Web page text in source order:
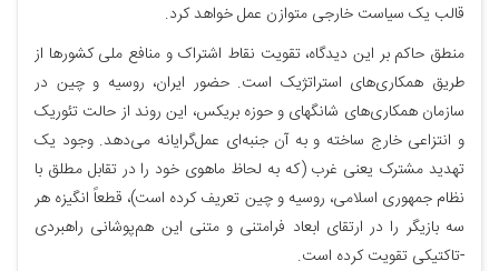
قالب یک سیاست خارجی متوازن عمل خواهد کرد.
منطق حاکم بر این دیدگاه، تقویت نقاط اشتراک و منافع ملی کشورها از
طریق همکاری‌های استراتژیک است. حضور ایران، روسیه و چین در
سازمان همکاری‌های شانگهای و حوزه بریکس، این روند از حالت تئوریک
و انتزاعی خارج ساخته و به آن جنبه‌ای عمل‌گرایانه می‌دهد. وجود یک
تهدید مشترک یعنی غرب (که به لحاظ ماهوی خود را در تقابل مطلق با
نظام جمهوری اسلامی، روسیه و چین تعریف کرده است)، قطعاً انگیزه هر
سه بازیگر را در ارتقای ابعاد فرامتنی و متنی این هم‌پوشانی راهبردی
-تاکتیکی تقویت کرده است.